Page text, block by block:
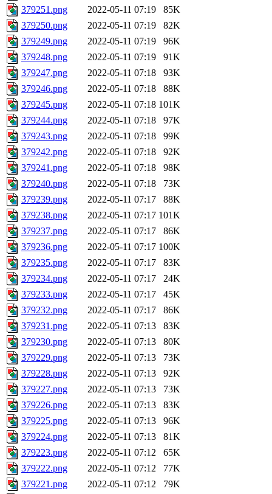
379251.png
2022-05-11 07:19
85K
379250.png
2022-05-11 07:19
82K
379249.png
2022-05-11 07:19
96K
379248.png
2022-05-11 07:19
91K
379247.png
2022-05-11 07:18
93K
379246.png
2022-05-11 07:18
88K
379245.png
2022-05-11 07:18 101K
379244.png
2022-05-11 07:18
97K
379243.png
2022-05-11 07:18
99K
379242.png
2022-05-11 07:18
92K
379241.png
2022-05-11 07:18
98K
379240.png
2022-05-11 07:18
73K
379239.png
2022-05-11 07:17
88K
379238.png
2022-05-11 07:17 101K
379237.png
2022-05-11 07:17
86K
379236.png
2022-05-11 07:17 100K
379235.png
2022-05-11 07:17
83K
379234.png
2022-05-11 07:17
24K
379233.png
2022-05-11 07:17
45K
379232.png
2022-05-11 07:17
86K
379231.png
2022-05-11 07:13
83K
379230.png
2022-05-11 07:13
80K
379229.png
2022-05-11 07:13
73K
379228.png
2022-05-11 07:13
92K
379227.png
2022-05-11 07:13
73K
379226.png
2022-05-11 07:13
83K
379225.png
2022-05-11 07:13
96K
379224.png
2022-05-11 07:13
81K
379223.png
2022-05-11 07:12
65K
379222.png
2022-05-11 07:12
77K
379221.png
2022-05-11 07:12 79K